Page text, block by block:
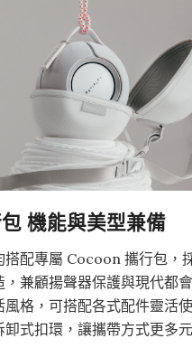
機能與美型兼備
搭配專屬 Cocoon 攜行包，
，兼顧揚聲器保護與現代都
格，可搭配各式配件靈活
式扣環，讓攜帶方式更多